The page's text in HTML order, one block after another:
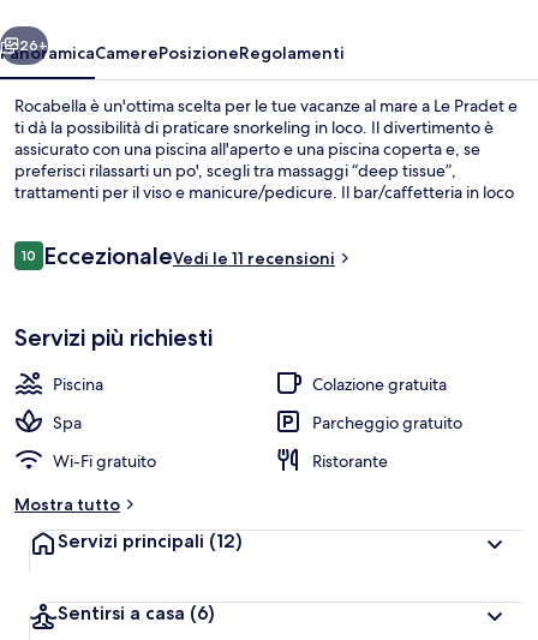
Avanti
26+
PanoramicaCamerePosizioneRegolamenti
Rocabella è un'ottima scelta per le tue vacanze al mare a Le Pradet e
ti dà la possibilità di praticare snorkeling in loco. Il divertimento è
assicurato con una piscina all'aperto e una piscina coperta e, se
preferisci rilassarti un po', scegli tra massaggi “deep tissue”,
trattamenti per il viso e manicure/pedicure. Il bar/caffetteria in loco
all'aperto e una terrazza sono gli altri punti di forza della struttura.
Recensioni
1010 su 10
EccezionaleVedi le 11 recensioni
Servizi più richiesti
Piscina
Colazione gratuita
Spa
Parcheggio gratuito
Wi-Fi gratuito
Ristorante
Mostra tutto
Servizi principali (12)
Sentirsi a casa (6)